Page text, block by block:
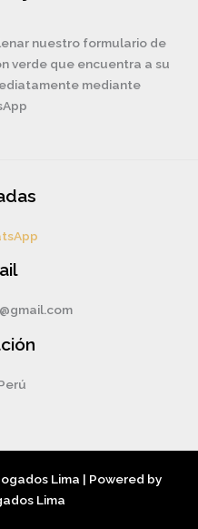
nuestro formulario de
verde que encuentra a su
mediante
Lima | Powered by
Lima